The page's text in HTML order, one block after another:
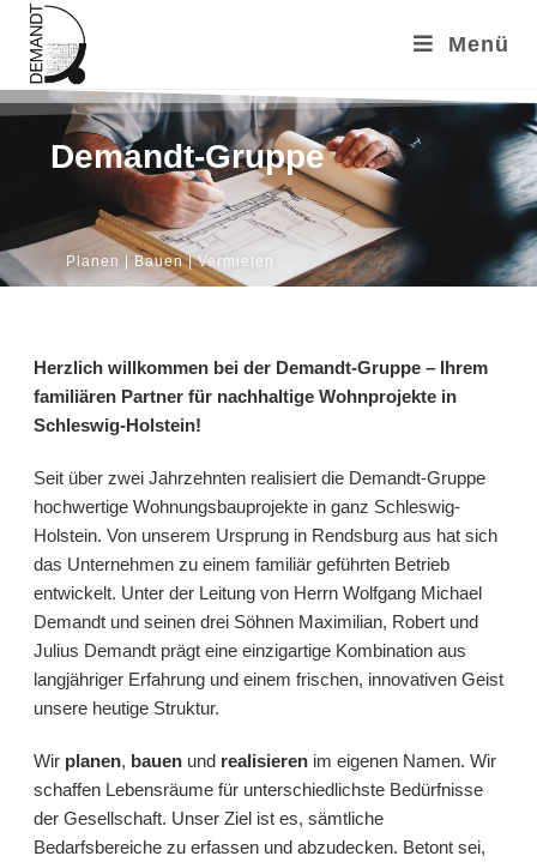
Menü
Demandt-Gruppe
Planen | Bauen | Vermieten
Herzlich willkommen bei der Demandt-Gruppe – Ihrem
familiären Partner für nachhaltige Wohnprojekte in
Schleswig-Holstein!
Seit über zwei Jahrzehnten realisiert die Demandt-Gruppe
hochwertige Wohnungsbauprojekte in ganz Schleswig-
Holstein. Von unserem Ursprung in Rendsburg aus hat sich
das Unternehmen zu einem familiär geführten Betrieb
entwickelt. Unter der Leitung von Herrn Wolfgang Michael
Demandt und seinen drei Söhnen Maximilian, Robert und
Julius Demandt prägt eine einzigartige Kombination aus
langjähriger Erfahrung und einem frischen, innovativen Geist
unsere heutige Struktur.
Wir planen, bauen und realisieren im eigenen Namen. Wir
schaffen Lebensräume für unterschiedlichste Bedürfnisse
der Gesellschaft. Unser Ziel ist es, sämtliche
Bedarfsbereiche zu erfassen und abzudecken. Betont sei,